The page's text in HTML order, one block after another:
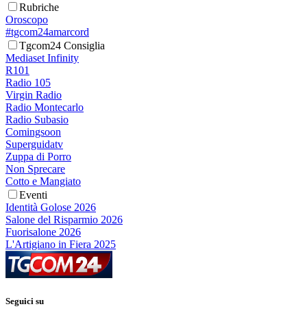
Rubriche
Oroscopo
#tgcom24amarcord
Tgcom24 Consiglia
Mediaset Infinity
R101
Radio 105
Virgin Radio
Radio Montecarlo
Radio Subasio
Comingsoon
Superguidatv
Zuppa di Porro
Non Sprecare
Cotto e Mangiato
Eventi
Identità Golose 2026
Salone del Risparmio 2026
Fuorisalone 2026
L'Artigiano in Fiera 2025
Seguici su